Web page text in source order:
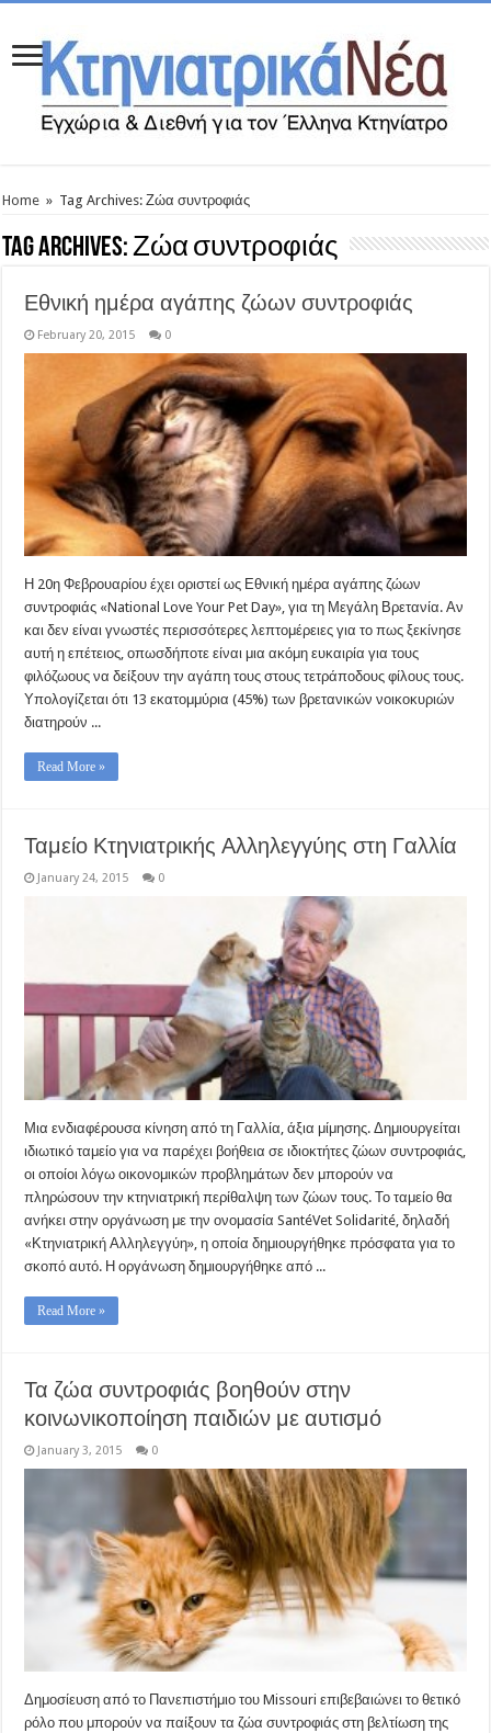
Home » Tag Archives: Ζώα συντροφιάς
Tag Archives:Ζώα συντροφιάς
Εθνική ημέρα αγάπης ζώων συντροφιάς
February 20, 2015 0
Η 20η Φεβρουαρίου έχει οριστεί ως Εθνική ημέρα αγάπης ζώων
συντροφιάς «National Love Your Pet Day», για τη Μεγάλη Βρετανία. Αν
και δεν είναι γνωστές περισσότερες λεπτομέρειες για το πως ξεκίνησε
αυτή η επέτειος, οπωσδήποτε είναι μια ακόμη ευκαιρία για τους
φιλόζωους να δείξουν την αγάπη τους στους τετράποδους φίλους τους.
Υπολογίζεται ότι 13 εκατομμύρια (45%) των βρετανικών νοικοκυριών
διατηρούν ...
Read More »
Ταμείο Κτηνιατρικής Αλληλεγγύης στη Γαλλία
January 24, 2015 0
Μια ενδιαφέρουσα κίνηση από τη Γαλλία, άξια μίμησης. Δημιουργείται
ιδιωτικό ταμείο για να παρέχει βοήθεια σε ιδιοκτήτες ζώων συντροφιάς,
οι οποίοι λόγω οικονομικών προβλημάτων δεν μπορούν να
πληρώσουν την κτηνιατρική περίθαλψη των ζώων τους. Το ταμείο θα
ανήκει στην οργάνωση με την ονομασία SantéVet Solidarité, δηλαδή
«Κτηνιατρική Αλληλεγγύη», η οποία δημιουργήθηκε πρόσφατα για το
σκοπό αυτό. Η οργάνωση δημιουργήθηκε από ...
Read More »
Τα ζώα συντροφιάς βοηθούν στην
κοινωνικοποίηση παιδιών με αυτισμό
January 3, 2015 0
Δημοσίευση από το Πανεπιστήμιο του Missouri επιβεβαιώνει το θετικό
ρόλο που μπορούν να παίξουν τα ζώα συντροφιάς στη βελτίωση της